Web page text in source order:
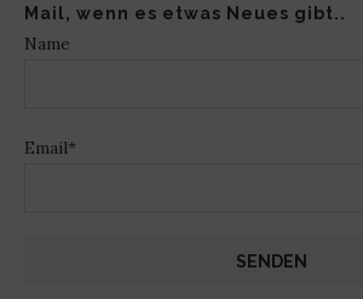
Mail, wenn es etwas Neues gibt..
Name
Email*